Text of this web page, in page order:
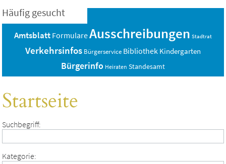
Häufig gesucht
Amtsblatt FormulareAusschreibungen Stadtrat
Verkehrsinfos Bürgerservice Bibliothek Kindergarten
Bürgerinfo Heiraten Standesamt
Startseite
Suchbegriff:
Kategorie: